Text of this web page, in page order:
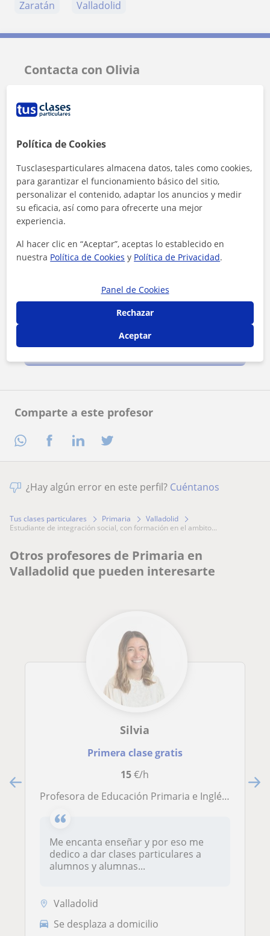
Comparte a este profesor
Zaratán Valladolid
Contacta con Olivia
Tarifa
Al hacer clic, aceptas nuestroaviso legal
Contactar ahora
¿Hay algún error en este perfil? Cuéntanos
Tus clases particulares Primaria
Valladolid
estudiante de integración social, con formación en el ambito...
Otros profesores de Primaria en
Valladolid que pueden interesarte
Silvia
Primera clase gratis
15€/h
Profesora de Educación Primaria e Inglés apto para todos los cursos de Primaria y con 2 años de experiencia en centros públicos.
Me encanta enseñar y por eso me
dedico a dar clases particulares a
alumnos y alumnas...
Valladolid
Se desplaza a domicilio
Política de Cookies
Tusclasesparticulares almacena datos, tales como cookies,
para garantizar el funcionamiento básico del sitio,
personalizar el contenido, adaptar los anuncios y medir
su eficacia, así como para ofrecerte una mejor
experiencia.
Al hacer clic en “Aceptar”, aceptas lo establecido en
nuestra Política de Cookies y Política de Privacidad.
Panel de Cookies
Rechazar
Aceptar